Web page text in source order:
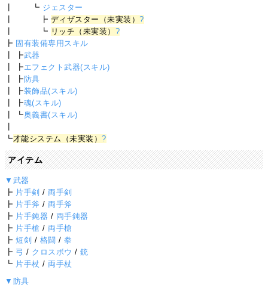
┃ ┗ ジェスター
┃ ┣ ディザスター（未実装）?
┃ ┗ リッチ（未実装） ?
┣ 固有装備専用スキル
┃ ┣武器
┃ ┣エフェクト武器(スキル)
┃ ┣防具
┃ ┣装飾品(スキル)
┃ ┣魂(スキル)
┃ ┗奥義書(スキル)
┗才能システム（未実装）?
アイテム
▼武器
┣ 片手剣 / 両手剣
┣ 片手斧 / 両手斧
┣ 片手鈍器 / 両手鈍器
┣ 片手槍 / 両手槍
┣短剣 / 格闘 /拳
┣ 弓 / クロスボウ /銃
┗ 片手杖 / 両手杖
▼防具